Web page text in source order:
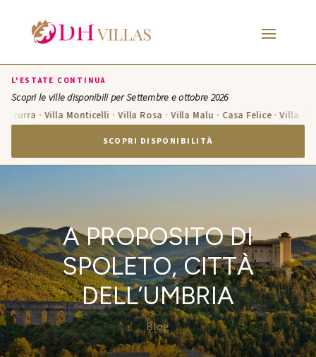
L'ESTATE CONTINUA
Scopri le ville disponibili per Settembre e ottobre 2026
· Villa Monticelli · Villa Rosa · Villa Malu · Casa Felice · Villa
SCOPRI DISPONIBILITÀ
A PROPOSITO DI
SPOLETO, CITTÀ
DELL’UMBRIA
Blog